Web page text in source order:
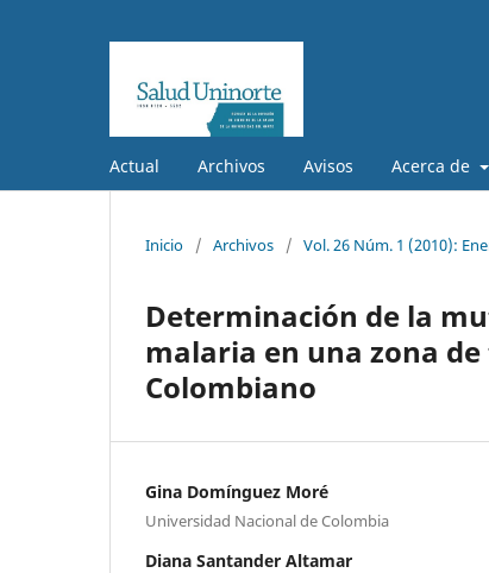
Actual Archivos Avisos Acerca de
Inicio / Archivos / Vol. 26 Núm. 1 (2010):
Determinación de la
malaria en una zona
Colombiano
Gina Domínguez Moré
Universidad Nacional de Colombia
Diana Santander Altamar